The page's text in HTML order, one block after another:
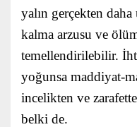
yalın gerçekten
kalma arzusu ve
temellendirilebilir.
yoğunsa maddiyat-
incelikten ve
belki de.